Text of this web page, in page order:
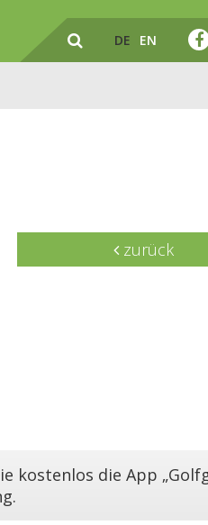
DE EN
zurück
kostenlos die App